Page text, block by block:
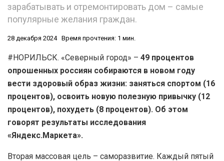
зарабатывать и отремонтировать дом – самые
популярные желания граждан.
28 декабря 2024 Время прочтения: 1 мин.
#НОРИЛЬСК. «Северный город» – 49 процентов
опрошенных россиян собираются в новом году
вести здоровый образ жизни: заняться спортом (16
процентов), освоить новую полезную привычку (12
процентов), похудеть (8 процентов). Об этом
говорят результаты исследования
«Яндекс.Маркета».
Вторая массовая цель – саморазвитие. Каждый пятый